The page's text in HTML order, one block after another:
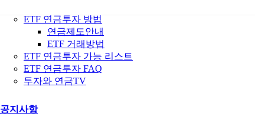
ETF 연금투자 방법
연금제도안내
ETF 거래방법
ETF 연금투자 가능 리스트
ETF 연금투자 FAQ
투자와 연금TV
공지사항